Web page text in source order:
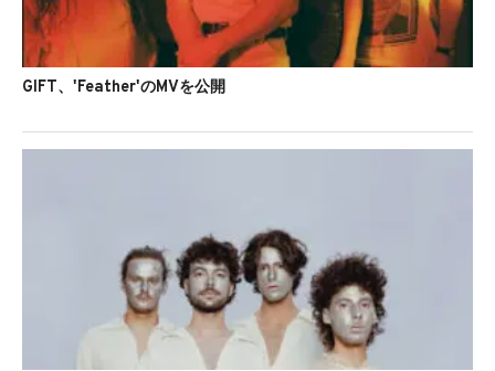
GIFT、'Feather'のMVを公開